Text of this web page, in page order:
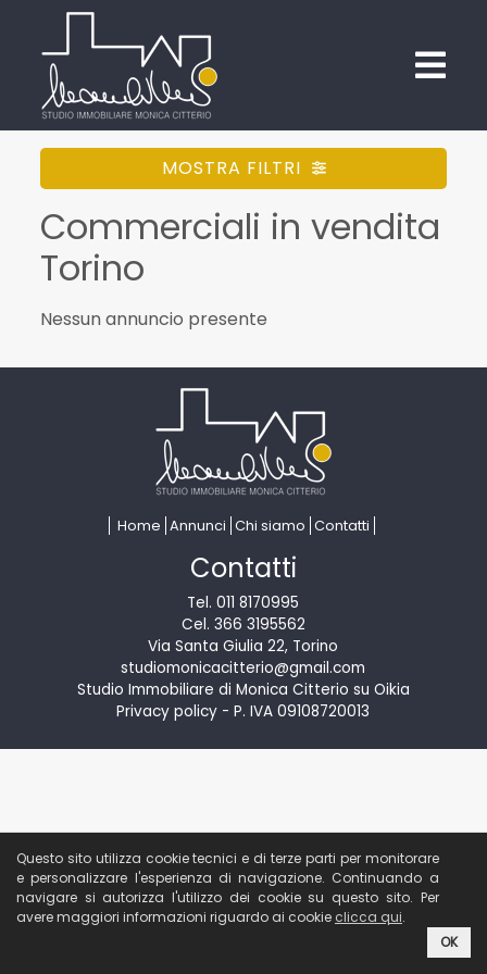
Questo sito utilizza cookie tecnici e di terze parti per monitorare
e personalizzare l'esperienza di navigazione. Continuando a
navigare si autorizza l'utilizzo dei cookie su questo sito. Per
avere maggiori informazioni riguardo ai cookie clicca qui.
OK
MOSTRA FILTRI
Commerciali in vendita
Torino
Nessun annuncio presente
Home Annunci Chi siamo Contatti
Contatti
Tel. 011 8170995
Cel. 366 3195562
Via Santa Giulia 22, Torino
studiomonicacitterio@gmail.com
Studio Immobiliare di Monica Citterio su Oikia
Privacy policy - P. IVA 09108720013